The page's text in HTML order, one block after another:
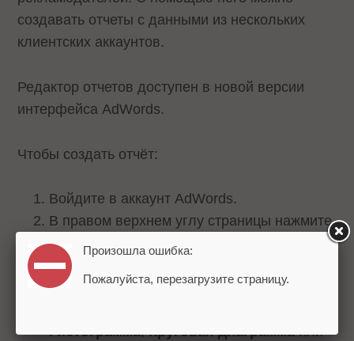
создавать отчеты с данными из нескольких
клиентских аккаунтов.
Редактор отчетов доступен в новой версии
интерфейса AdWords.
Чтобы создать отчёт:
Войдите в аккаунт AdWords.
В правом верхнем углу страницы нажмите
на значок диаграммы и выберите
Отчеты.
В левом верхнем углу страницы нажмите
кнопку «+» и выберите один из вариантов:
Гистограмма,Круговая диаграммаили
Произошла ошибка:
Пожалуйста, перезагрузите страницу.